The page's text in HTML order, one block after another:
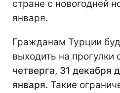
стране с новогодней
января.
Гражданам Турции
выходить на прогулки
четверга, 31 декабря
января. Такие